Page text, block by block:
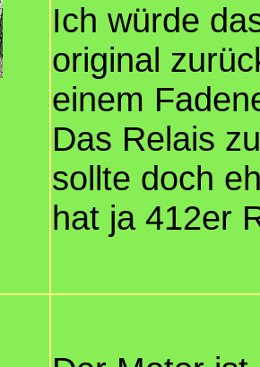
Ich würde
original
einem
Das Relais
sollte doch
hat ja 412er